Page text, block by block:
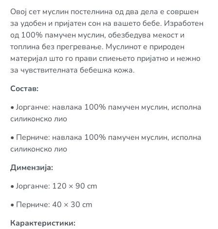
Овој сет муслин постелнина од два дела е совршен
за удобен и пријатен сон на вашето бебе. Изработен
од 100% памучен муслин, обезбедува мекост и
топлина без прегревање. Муслинот е природен
материјал што го прави спиењето пријатно и нежно
за чувствителната бебешка кожа.
Состав:
• Јорганче: навлака 100% памучен муслин, исполна
силиконско лио
• Перниче: навлака 100% памучен муслин, исполна
силиконско лио
Димензија:
• Јорганче: 120 × 90 cm
• Перниче: 40 × 30 cm
Карактеристики: